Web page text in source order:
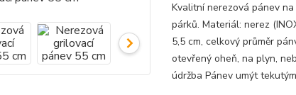
Kvalitní nerezová pánev
párků. Materiál: nerez
5,5 cm, celkový průměr
otevřený oheň, na plyn,
údržba Pánev umýt